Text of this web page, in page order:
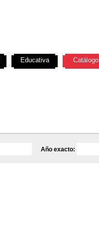
Año exacto:
Educativa Catálogo